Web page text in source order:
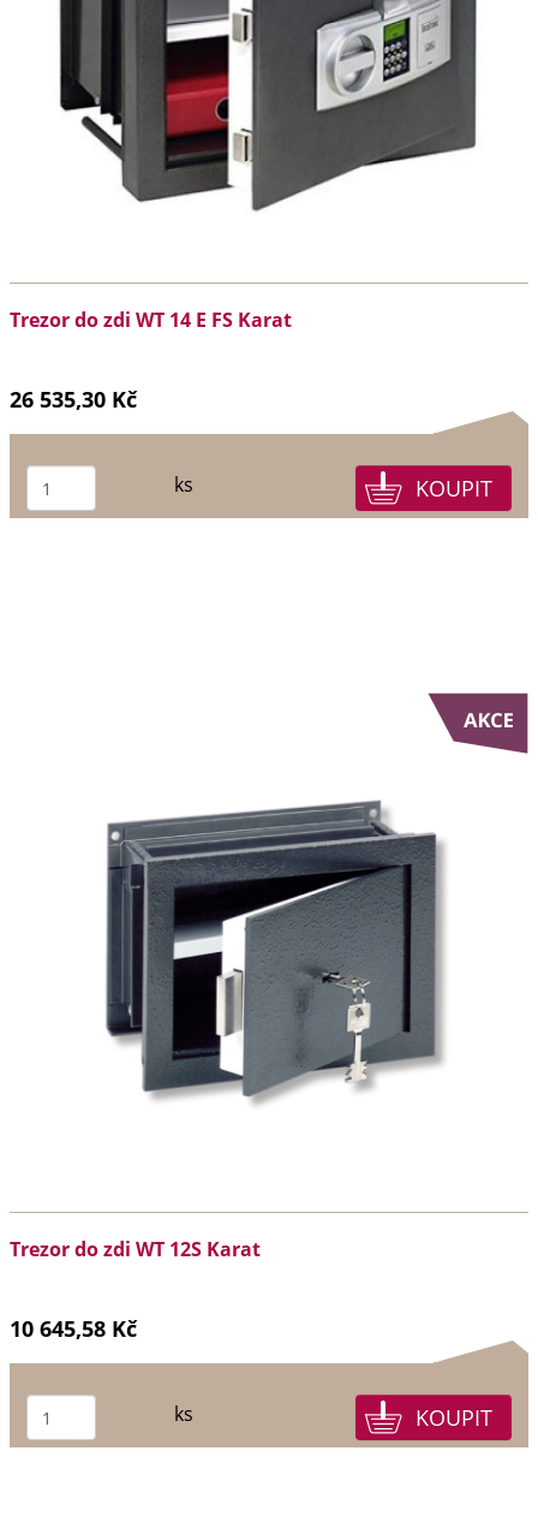
Trezor do zdi WT 14 E FS Karat
26 535,30 Kč
ks
Trezor do zdi WT 12S Karat
10 645,58 Kč
ks